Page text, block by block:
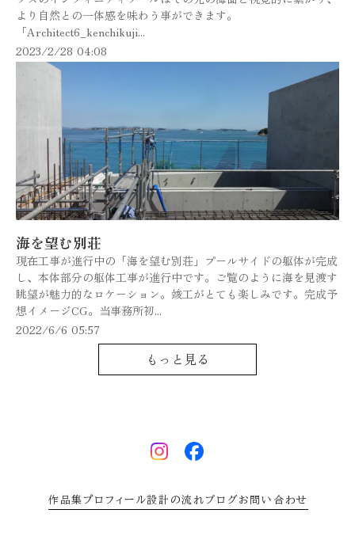
より自然との一体感を味わう事ができます。
「Architect6_kenchikuji...
2023/2/28 04:08
海を望む別荘
現在工事が進行中の「海を望む別荘」プールサイドの躯体が完成
し、本体部分の躯体工事が進行中です。ご覧のように海を見渡す
眺望が魅力的なロケーション。竣工がとても楽しみです。完成予
想イメージCG。当事務所初...
2022/6/6 05:57
もっと見る
作品集 プロフィール設計の流れ ブログお問い合わせ